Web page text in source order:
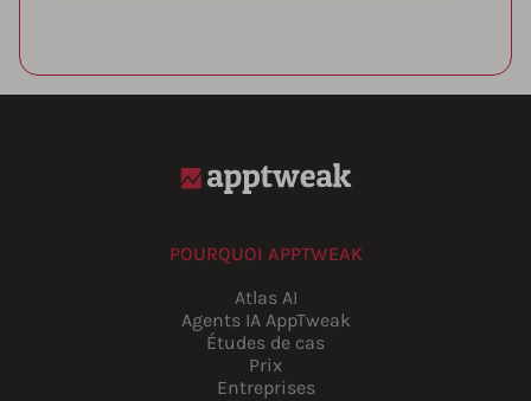
POURQUOI APPTWEAK
Atlas AI
Agents IA AppTweak
Études de cas
Prix
Entreprises